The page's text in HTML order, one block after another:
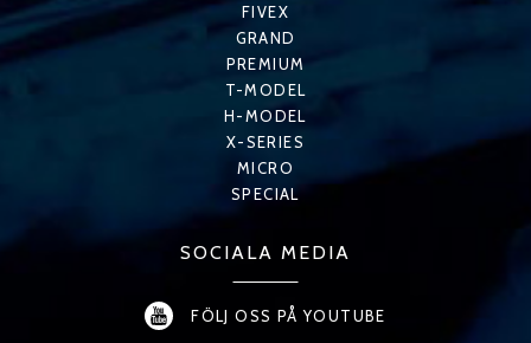
FIVEX
GRAND
PREMIUM
T-MODEL
H-MODEL
X-SERIES
MICRO
SPECIAL
SOCIALA MEDIA
FÖLJ OSS PÅ YOUTUBE